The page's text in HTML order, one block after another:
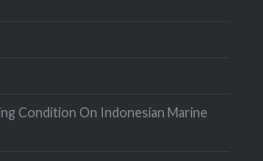
Condition On Indonesian Marine